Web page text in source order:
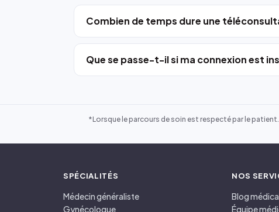
Combien de temps dure une
Que se passe-t-il si ma connexion est
*Lorsque le parcours de soin est respecté par le
SPÉCIALITÉS
Médecin généraliste
Gynécologue
NOS
Blog
Équipe